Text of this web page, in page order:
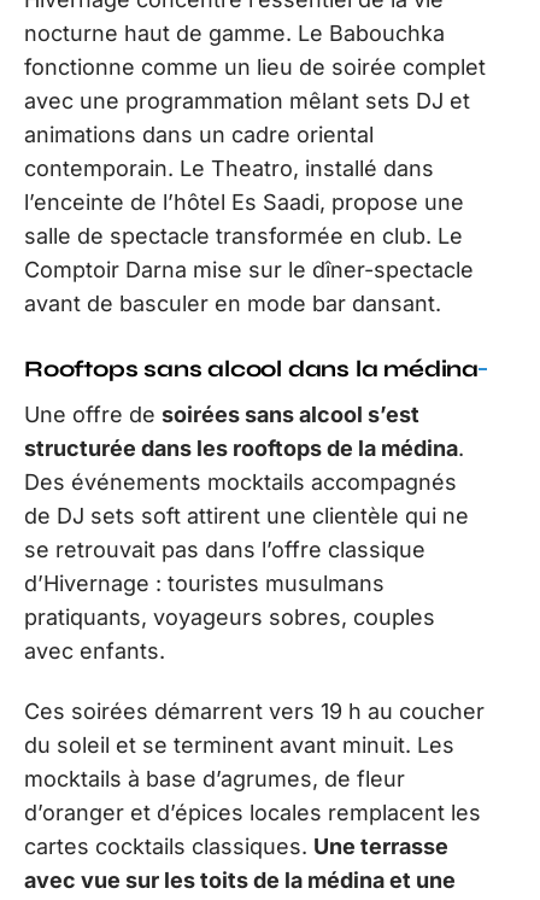
nocturne haut de gamme. Le Babouchka
fonctionne comme un lieu de soirée complet
avec une programmation mêlant sets DJ et
animations dans un cadre oriental
contemporain. Le Theatro, installé dans
l’enceinte de l’hôtel Es Saadi, propose une
salle de spectacle transformée en club. Le
Comptoir Darna mise sur le dîner-spectacle
avant de basculer en mode bar dansant.
Rooftops sans alcool dans la médina
Une offre de soirées sans alcool s’est
structurée dans les rooftops de la médina.
Des événements mocktails accompagnés
de DJ sets soft attirent une clientèle qui ne
se retrouvait pas dans l’offre classique
d’Hivernage : touristes musulmans
pratiquants, voyageurs sobres, couples
avec enfants.
Ces soirées démarrent vers 19 h au coucher
du soleil et se terminent avant minuit. Les
mocktails à base d’agrumes, de fleur
d’oranger et d’épices locales remplacent les
cartes cocktails classiques. Une terrasse
avec vue sur les toits de la médina et une